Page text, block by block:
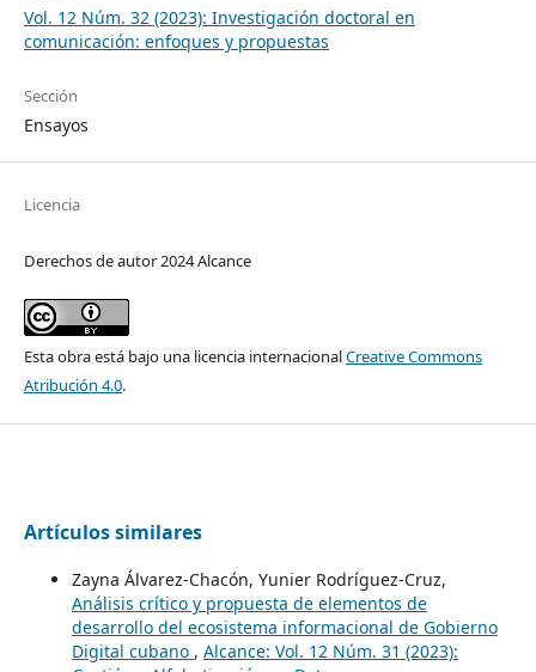
Vol. 12 Núm. 32 (2023): Investigación doctoral en
comunicación: enfoques y propuestas
Sección
Ensayos
Licencia
Derechos de autor 2024 Alcance
Esta obra está bajo una licencia internacionalCreative Commons
Atribución 4.0.
Artículos similares
Zayna Álvarez-Chacón, Yunier Rodríguez-Cruz,
Análisis crítico y propuesta de elementos de
desarrollo del ecosistema informacional de Gobierno
Digital cubano , Alcance: Vol. 12 Núm. 31 (2023):